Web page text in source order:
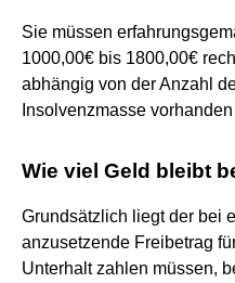
Sie müssen
1000,00€ bis 1800,00€
abhängig von der Anzahl
Insolvenzmasse vorhanden
Wie viel Geld bleibt
Grundsätzlich liegt der bei
anzusetzende Freibetrag
Unterhalt zahlen müssen,